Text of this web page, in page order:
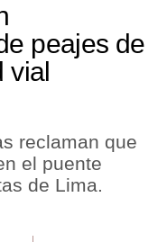
peajes de
vial
reclaman que
el puente
de Lima.